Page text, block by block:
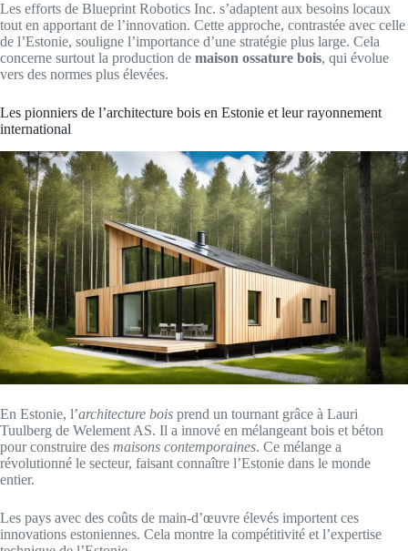
Les efforts de Blueprint Robotics Inc. s’adaptent aux besoins locaux
tout en apportant de l’innovation. Cette approche, contrastée avec celle
de l’Estonie, souligne l’importance d’une stratégie plus large. Cela
concerne surtout la production de maison ossature bois, qui évolue
vers des normes plus élevées.
Les pionniers de l’architecture bois en Estonie et leur rayonnement
international
En Estonie, l’architecture bois prend un tournant grâce à Lauri
Tuulberg de Welement AS. Il a innové en mélangeant bois et béton
pour construire des maisons contemporaines. Ce mélange a
révolutionné le secteur, faisant connaître l’Estonie dans le monde
entier.
Les pays avec des coûts de main-d’œuvre élevés importent ces
innovations estoniennes. Cela montre la compétitivité et l’expertise